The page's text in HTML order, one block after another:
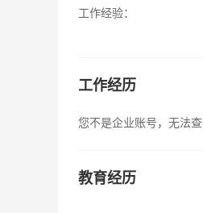
工作经验：
工作经历
您不是企业账号，无法
教育经历